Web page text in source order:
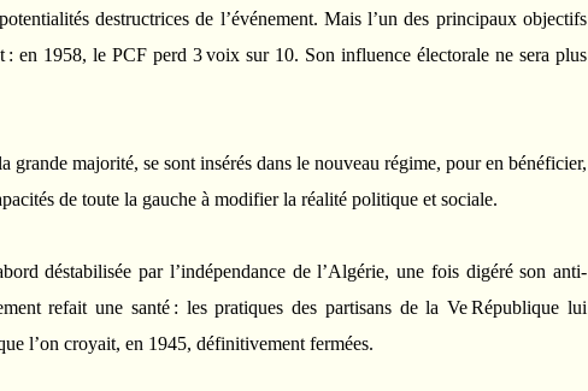
destructrices de l’événement. Mais l’un des principaux objectifs
: en 1958, le PCF perd 3 voix sur 10. Son influence électorale ne sera plus
grande majorité, se sont insérés dans le nouveau régime, pour en bénéficier,
de toute la gauche à modifier la réalité politique et sociale.
déstabilisée par l’indépendance de l’Algérie, une fois digéré son anti-
refait une santé : les pratiques des partisans de la Ve République lui
l’on croyait, en 1945, définitivement fermées.